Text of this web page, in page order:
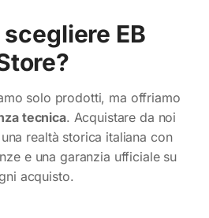
EB
solo prodotti, ma offriamo
tecnica. Acquistare da noi
realtà storica italiana con
e una garanzia ufficiale su
acquisto.